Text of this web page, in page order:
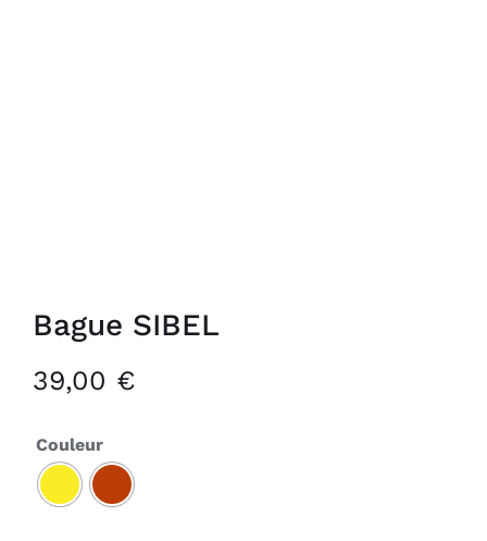
Bague SIBEL
39,00 €
Couleur